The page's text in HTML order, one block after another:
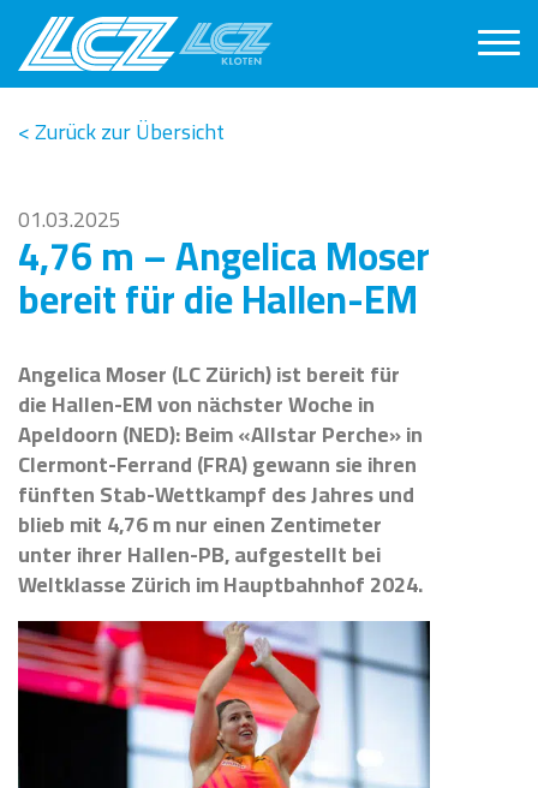
< Zurück zur Übersicht
01.03.2025
4,76 m – Angelica Moser
bereit für die Hallen-EM
Angelica Moser (LC Zürich) ist bereit für
die Hallen-EM von nächster Woche in
Apeldoorn (NED): Beim «Allstar Perche» in
Clermont-Ferrand (FRA) gewann sie ihren
fünften Stab-Wettkampf des Jahres und
blieb mit 4,76 m nur einen Zentimeter
unter ihrer Hallen-PB, aufgestellt bei
Weltklasse Zürich im Hauptbahnhof 2024.